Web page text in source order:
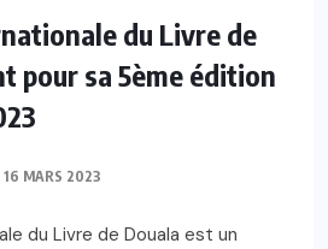
du Livre de
pour sa 5ème édition
16 MARS 2023
du Livre de Douala est un